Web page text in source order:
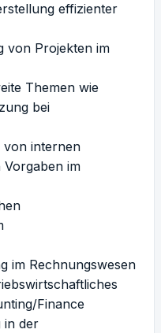
effizienter
von Projekten im
Themen wie
bei
von internen
Vorgaben im
im Rechnungswesen
Finance
in der